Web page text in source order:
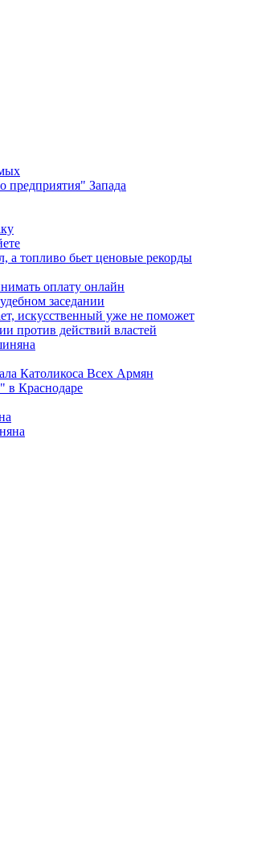
Запада
а топливо бьет ценовые рекорды
оплату онлайн
заседании
искусственный уже не поможет
против действий властей
Католикоса Всех Армян
в Краснодаре